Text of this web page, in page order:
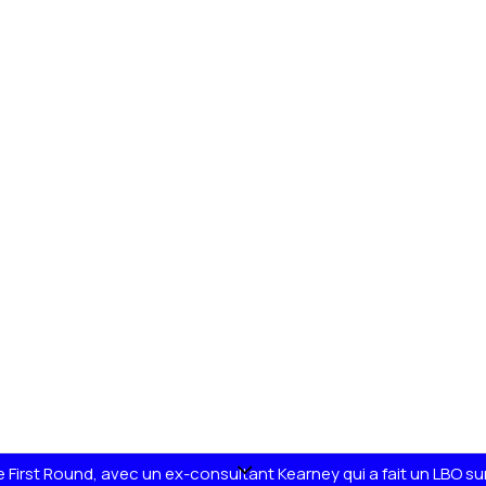
First Round, avec un ex-consultant Kearney qui a fait un LBO